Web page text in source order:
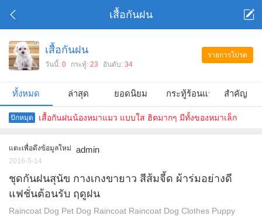
เสื้อกันฝน
รายการโปรด
เสื้อกันฝน
วันนี้:0 กระทู้:23 อันดับ:34
ทั้งหมด ล่าสุด ยอดนิยม กระทู้ร้อนแรง สำคัญ
ปักหมุด เสื้อกันฝนน้องหมาแมว แบบใส ฮิตมากๆ มีทั้งของหมาเล็ก
แตะเพื่อดึงข้อมูลใหม่ admin
2016-5-14
ชุดกันฝนสุนัข กางเกงขายาว สีส้มจี้ด ผ้าร่มอย่างดี
แฟชั่นต้อนรับ ฤดูฝน
Raincoat Dog Pet Dog Raincoat Raincoat Dog Clothes Puppy